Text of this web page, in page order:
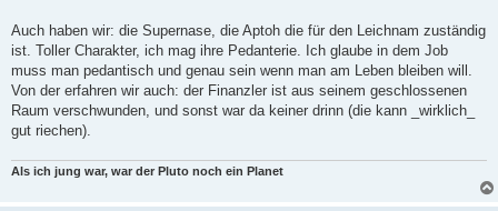
Auch haben wir: die Supernase, die Aptoh die für den Leichnam zuständig
ist. Toller Charakter, ich mag ihre Pedanterie. Ich glaube in dem Job
muss man pedantisch und genau sein wenn man am Leben bleiben will.
Von der erfahren wir auch: der Finanzler ist aus seinem geschlossenen
Raum verschwunden, und sonst war da keiner drinn (die kann _wirklich_
gut riechen).
Als ich jung war, war der Pluto noch ein Planet